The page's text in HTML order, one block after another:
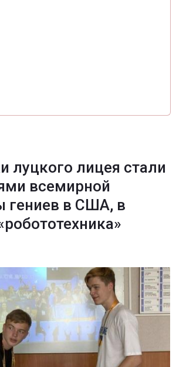
луцкого лицея стали
всемирной
гениев в США, в